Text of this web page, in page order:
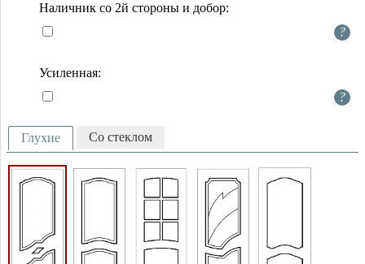
Наличник со 2й стороны и добор:
?
Усиленная:
?
Глухие Со стеклом